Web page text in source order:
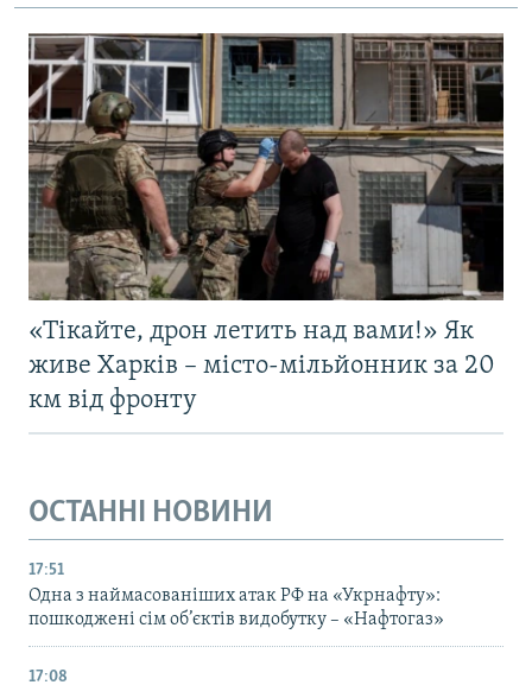
«Тікайте, дрон летить над вами!» Як
живе Харків – місто-мільйонник за 20
км від фронту
ОСТАННІ НОВИНИ
17:51
Одна з наймасованіших атак РФ на «Укрнафту»:
пошкоджені сім об’єктів видобутку – «Нафтогаз»
17:08